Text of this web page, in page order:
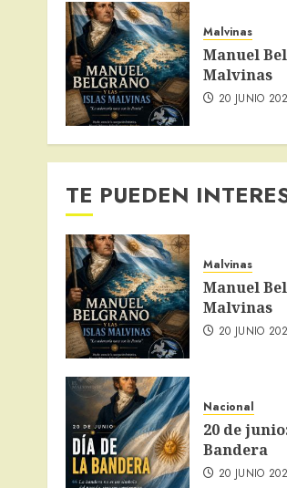
Malvinas
Manuel
Malvinas
20 JUNIO
TE PUEDEN
Malvinas
Manuel
Malvinas
20 JUNIO
Nacional
20 de
Bandera
20 JUNIO